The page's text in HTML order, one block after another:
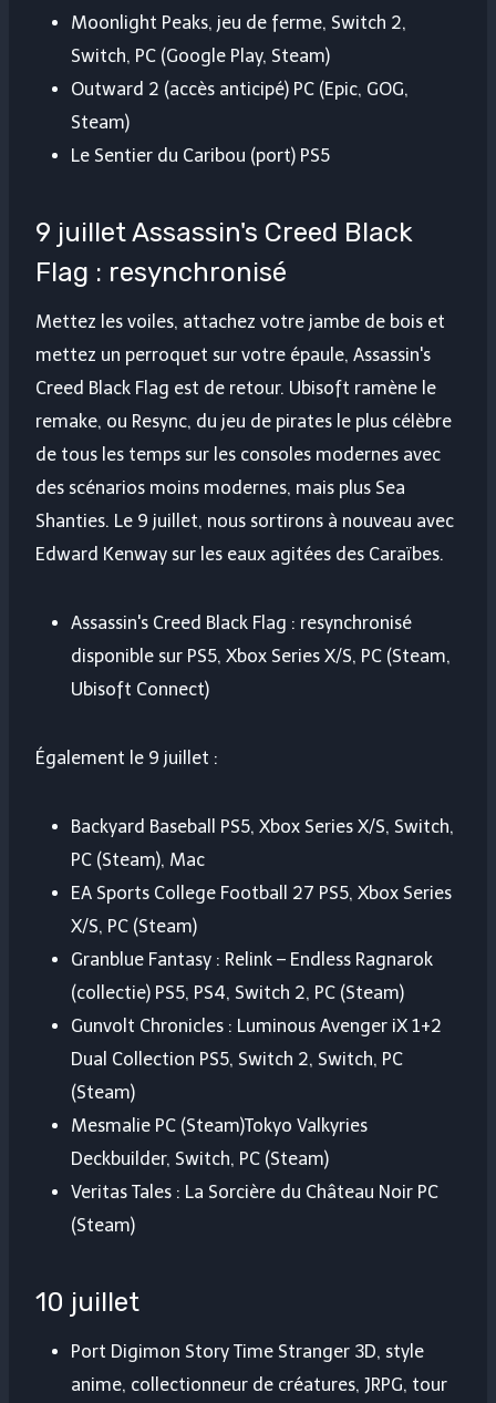
Moonlight Peaks, jeu de ferme, Switch 2,
Switch, PC (Google Play, Steam)
Outward 2 (accès anticipé) PC (Epic, GOG,
Steam)
Le Sentier du Caribou (port) PS5
9 juillet Assassin's Creed Black
Flag : resynchronisé
Mettez les voiles, attachez votre jambe de bois et
mettez un perroquet sur votre épaule, Assassin's
Creed Black Flag est de retour. Ubisoft ramène le
remake, ou Resync, du jeu de pirates le plus célèbre
de tous les temps sur les consoles modernes avec
des scénarios moins modernes, mais plus Sea
Shanties. Le 9 juillet, nous sortirons à nouveau avec
Edward Kenway sur les eaux agitées des Caraïbes.
Assassin's Creed Black Flag : resynchronisé
disponible sur PS5, Xbox Series X/S, PC (Steam,
Ubisoft Connect)
Également le 9 juillet :
Backyard Baseball PS5, Xbox Series X/S, Switch,
PC (Steam), Mac
EA Sports College Football 27 PS5, Xbox Series
X/S, PC (Steam)
Granblue Fantasy : Relink – Endless Ragnarok
(collectie) PS5, PS4, Switch 2, PC (Steam)
Gunvolt Chronicles : Luminous Avenger iX 1+2
Dual Collection PS5, Switch 2, Switch, PC
(Steam)
Mesmalie PC (Steam)Tokyo Valkyries
Deckbuilder, Switch, PC (Steam)
Veritas Tales : La Sorcière du Château Noir PC
(Steam)
10 juillet
Port Digimon Story Time Stranger 3D, style
anime, collectionneur de créatures, JRPG, tour